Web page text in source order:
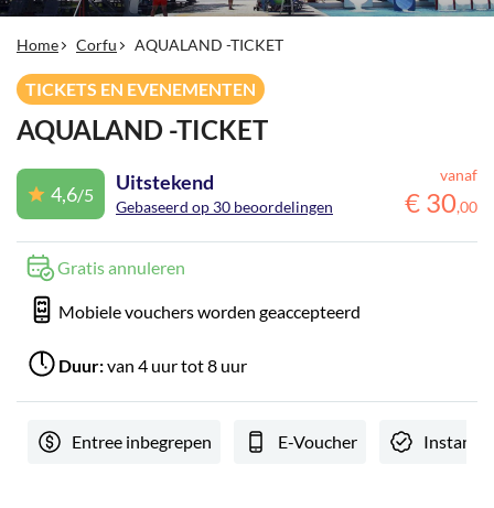
Home Corfu AQUALAND -TICKET
TICKETS EN EVENEMENTEN
AQUALAND -TICKET
4,6/5
Uitstekend
Gebaseerd op 30 beoordelingen
vanaf
€ 30,00
Gratis annuleren
Mobiele vouchers worden geaccepteerd
Duur:van 4 uur tot 8 uur
Entree inbegrepen E-Voucher Instant